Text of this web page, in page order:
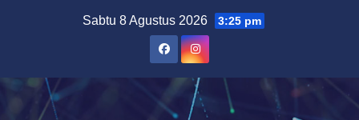
Sabtu 8 Agustus 2026 3:25 pm